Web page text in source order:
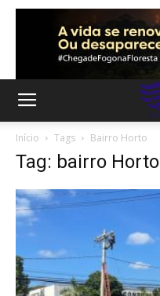
Início Tags Bairro Horto
Tag: bairro Horto